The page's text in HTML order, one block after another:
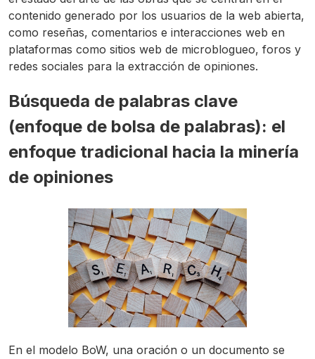
contenido generado por los usuarios de la web abierta,
como reseñas, comentarios e interacciones web en
plataformas como sitios web de microblogueo, foros y
redes sociales para la extracción de opiniones.
Búsqueda de palabras clave
(enfoque de bolsa de palabras): el
enfoque tradicional hacia la minería
de opiniones
En el modelo BoW, una oración o un documento se